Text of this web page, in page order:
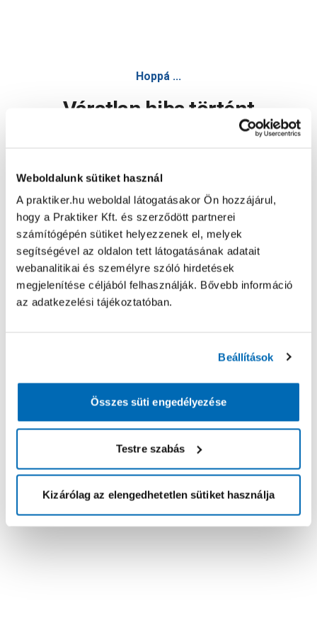
Weboldalunk sütiket használ
A praktiker.hu weboldal látogatásakor Ön hozzájárul,
hogy a Praktiker Kft. és szerződött partnerei
számítógépén sütiket helyezzenek el, melyek
segítségével az oldalon tett látogatásának adatait
webanalitikai és személyre szóló hirdetések
megjelenítése céljából felhasználják. Bővebb információ
az adatkezelési tájékoztatóban.
Beállítások
Összes süti engedélyezése
Testre szabás
Kizárólag az elengedhetetlen sütiket használja
Hoppá ...
Váratlan hiba történt
Oldal újratöltése